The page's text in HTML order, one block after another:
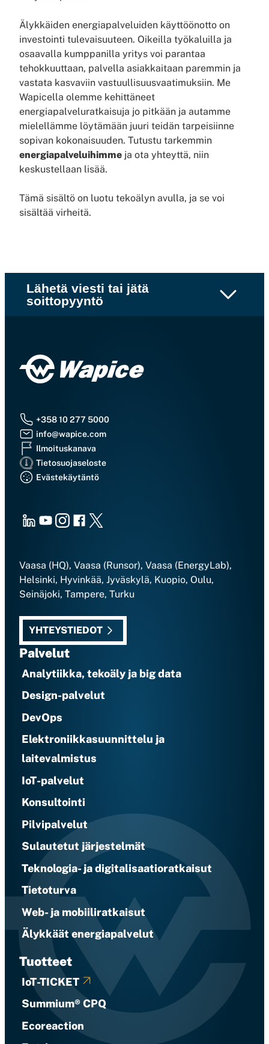
Älykkäiden energiapalveluiden käyttöönotto on
investointi tulevaisuuteen. Oikeilla työkaluilla ja
osaavalla kumppanilla yritys voi parantaa
tehokkuuttaan, palvella asiakkaitaan paremmin ja
vastata kasvaviin vastuullisuusvaatimuksiin. Me
Wapicella olemme kehittäneet
energiapalveluratkaisuja jo pitkään ja autamme
mielellämme löytämään juuri teidän tarpeisiinne
sopivan kokonaisuuden. Tutustu tarkemmin
energiapalveluihimme ja ota yhteyttä, niin
keskustellaan lisää.
Tämä sisältö on luotu tekoälyn avulla, ja se voi
sisältää virheitä.
Lähetä viesti tai jätä
soittopyyntö
+358 10 277 5000
info@wapice.com
Ilmoituskanava
Tietosuojaseloste
Evästekäytäntö
LinkedInYoutubeInstagram
Facebook
X
Vaasa (HQ), Vaasa (Runsor), Vaasa (EnergyLab),
Helsinki, Hyvinkää, Jyväskylä, Kuopio, Oulu,
Seinäjoki, Tampere, Turku
YHTEYSTIEDOT
Palvelut
Analytiikka, tekoäly ja big data
Design-palvelut
DevOps
Elektroniikkasuunnittelu ja
laitevalmistus
IoT-palvelut
Konsultointi
Pilvipalvelut
Sulautetut järjestelmät
Teknologia- ja digitalisaatioratkaisut
Tietoturva
Web- ja mobiiliratkaisut
Älykkäät energiapalvelut
Tuotteet
IoT-TICKET
Summium® CPQ
Ecoreaction